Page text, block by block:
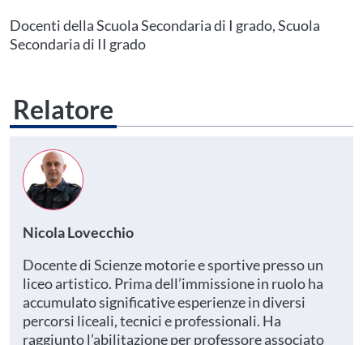
tuo profilo personalePrima di procedere all'iscrizione aggiorna le tue scuole in
Area Personale
Docenti della Scuola Secondaria di I grado, Scuola
Secondaria di II grado
Relatore
Nicola Lovecchio
Docente di Scienze motorie e sportive presso un
liceo artistico. Prima dell’immissione in ruolo ha
accumulato significative esperienze in diversi
percorsi liceali, tecnici e professionali. Ha
raggiunto l’abilitazione per professore associato